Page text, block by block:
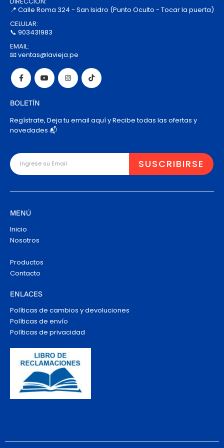
📍 Calle Roma 324 - San Isidro (Punto Oculto - Tocar la puerta)
CELULAR:
📞 903431983
EMAIL:
📧 ventas@lavieja.pe
BOLETÍN
Regístrate, Deja tu email aquí y Recibe todas las ofertas y
novedades 📬
MENÚ
Inicio
Nosotros
Productos
Contacto
ENLACES
Políticas de cambios y devoluciones
Políticas de envío
Políticas de privacidad